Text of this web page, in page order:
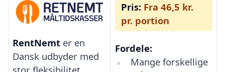
RentNemt er en
Dansk udbyder med
Pris: Fra 46,5 kr.
pr. portion
Fordele:
Mange forskellige